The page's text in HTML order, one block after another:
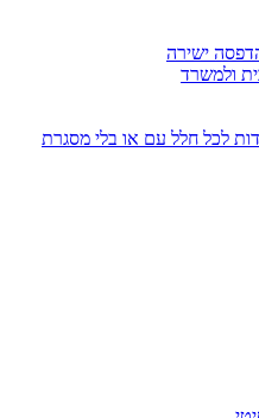
ישירה
ולמשרד
לכל חלל עם או בלי מסגרת